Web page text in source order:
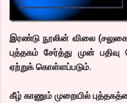
இரண்டு நூலின் விலை
புத்தகம் சேர்த்து முன்
ஏற்றுக் கொள்ளப்படும்.
கீழ் காணும் முறையில்